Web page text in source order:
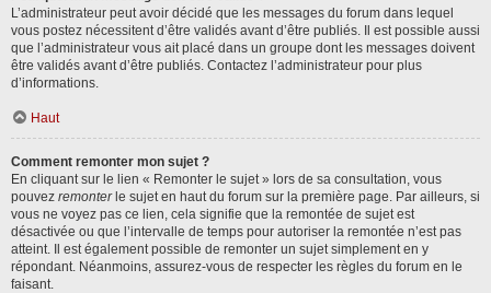
L’administrateur peut avoir décidé que les messages du forum dans lequel
vous postez nécessitent d’être validés avant d’être publiés. Il est possible aussi
que l’administrateur vous ait placé dans un groupe dont les messages doivent
être validés avant d’être publiés. Contactez l’administrateur pour plus
d’informations.
Haut
Comment remonter mon sujet ?
En cliquant sur le lien « Remonter le sujet » lors de sa consultation, vous
pouvez remonterle sujet en haut du forum sur la première page. Par ailleurs, si
vous ne voyez pas ce lien, cela signifie que la remontée de sujet est
désactivée ou que l’intervalle de temps pour autoriser la remontée n’est pas
atteint. Il est également possible de remonter un sujet simplement en y
répondant. Néanmoins, assurez-vous de respecter les règles du forum en le
faisant.